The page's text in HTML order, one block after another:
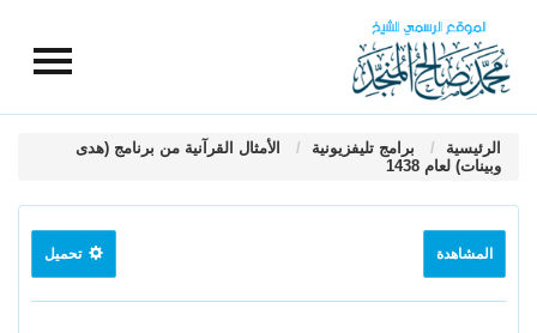
الرئيسية برامج تليفزيونية
الأمثال القرآنية من برنامج (هدى
وبينات) لعام 1438
المشاهدة تحميل